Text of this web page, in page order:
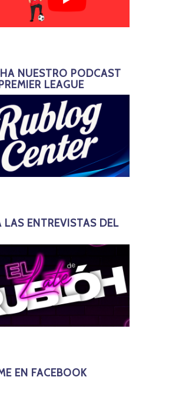
NUESTRO PODCAST
LEAGUE
LAS ENTREVISTAS DEL
EN FACEBOOK